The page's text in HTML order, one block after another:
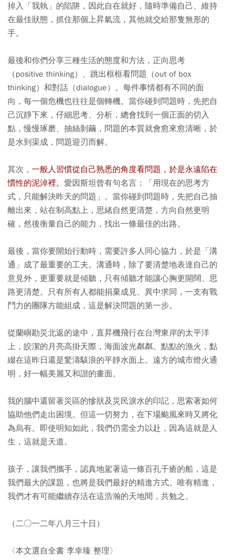
掉入「我執」的陷阱，因此自在就好，隨時準備自己、維持
在最佳狀態，抓住那個上昇氣流，其他就交給那隻無形的
手。
最後和你們分享三種生活的態度和方法，正向思考
（positive thinking）、跳出框框看問題（out of box
thinking）和對話（dialogue）。每件事情都有不同的面
向，每一個危機也往往是個轉機。當你碰到問題時，先把自
己沉靜下來，仔細思考、分析，總會找到一個正面的切入
點，慢慢琢磨、抽絲剝繭，問題的本質就會愈來愈清晰，於
是水到渠成，問題迎刃而解。
其次， 一般人習慣從自己熟悉的角度看問題，於是永遠陷在
慣性的泥淖裡。 愛因斯坦曾有句名言：「用現在的思考方
式，只能解決昨天的問題」。當你碰到問題時，先把自己抽
離出來，站在制高點上，思緒自然更清楚，方向自然更明
確，然後衡量自己的能力，找出一條最佳的出路。
最後，當你要開始行動時，需要許多人同心協力，於是「溝
通」成了最重要的工夫。溝通時，除了要清楚地表達自己的
意見外，更重要就是傾聽，只有傾聽才能讓心胸更開闊、思
路更清楚。只有所有人都能捐棄成見、異中求同，一支有戰
鬥力的團隊方能組成，這是解決問題的第一步。
從蘭嶼勘災北返的途中，直昇機飛行在台灣東岸的太平洋
上，皎潔的月亮高掛天際，海面波光粼粼。點點的漁火，點
綴在這昨日還是驚濤駭浪的平靜水面上。遠方的城市燈火通
明，好一幅美麗又和諧的畫面。
我的腦中還留著災區的慘狀及災民淚水的印記，思索著如何
協助他們走出困境。但這一切努力，在下場颱風來時又將化
為烏有。即使明知如此，我們仍需全力以赴，因為這就是人
生，這就是天道。
孩子，讓我們攜手，認真地駕著這一條百孔千瘡的船，這是
我們最大的課題，也將是我們最好的精進方式。唯有精進，
我們才有可能繼續存活在這浩瀚的天地間，共勉之。
（二○一二年八月三十日）
〈本文選自全書 李幸臻 整理〉